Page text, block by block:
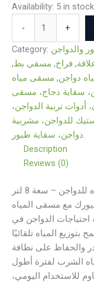
Availability: 5 in stock
-
+
Category: والدواجن
, فراخ, مسقى بط,
دواجن, مسقى مياه
دواجن، سقاية دجاج، مسقى
تربية الدواجن،
للدواجن، مشربية
دواجن، سقاية طيور.
Description
Reviews (0)
– سعة 8 لتر
مع مسقى المياه
لتلبية احتياجات الدواجن في
المياه تلقائيًا
والحفاظ على نظافة
للاستخدام اليومي،